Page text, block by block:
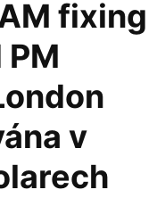
fixing
v